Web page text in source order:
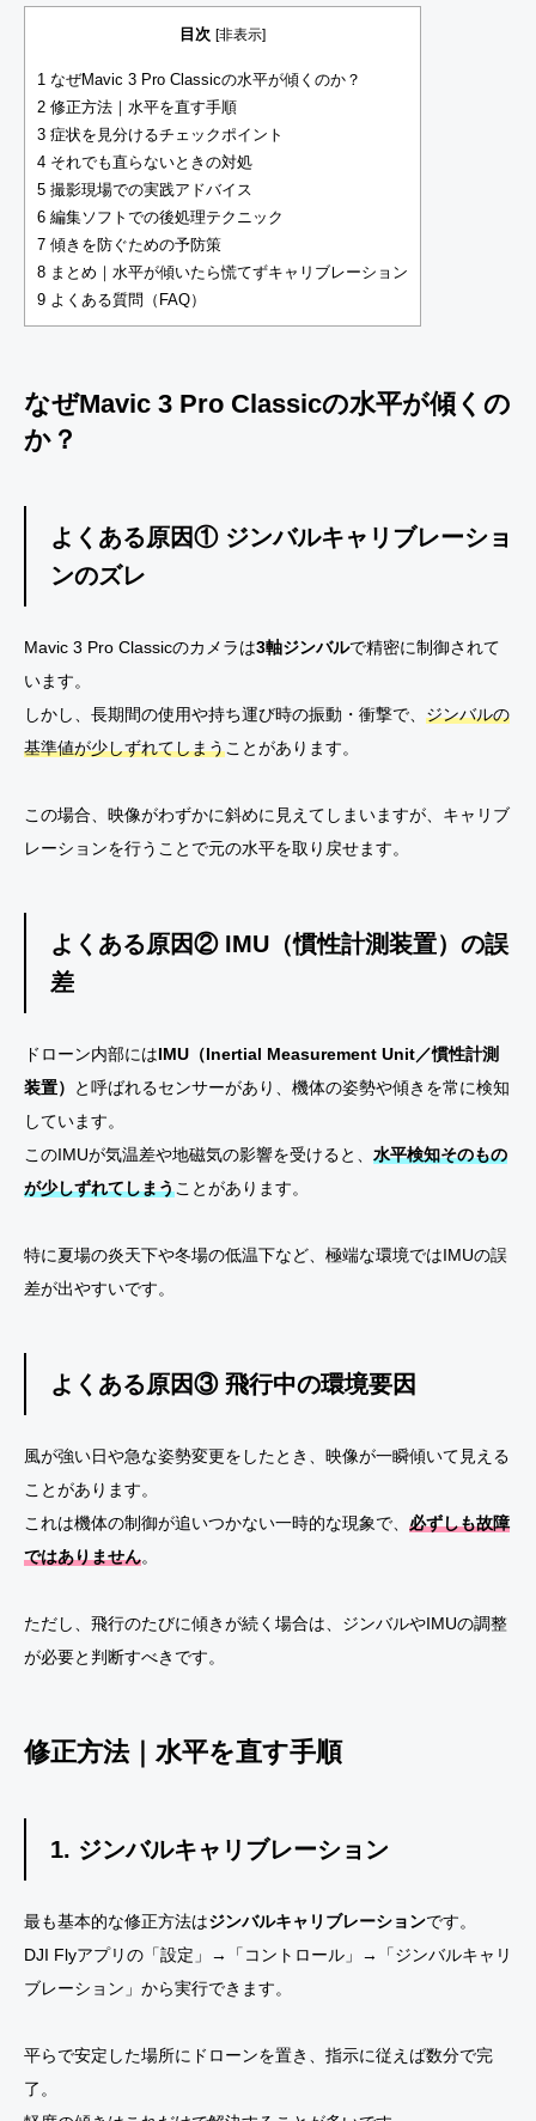
目次 [非表示]
1 なぜMavic 3 Pro Classicの水平が傾くのか？
2 修正方法｜水平を直す手順
3 症状を見分けるチェックポイント
4 それでも直らないときの対処
5 撮影現場での実践アドバイス
6 編集ソフトでの後処理テクニック
7 傾きを防ぐための予防策
8 まとめ｜水平が傾いたら慌てずキャリブレーション
9 よくある質問（FAQ）
なぜMavic 3 Pro Classicの水平が傾くの
か？
よくある原因① ジンバルキャリブレーショ
ンのズレ
Mavic 3 Pro Classicのカメラは3軸ジンバルで精密に制御されて
います。
しかし、長期間の使用や持ち運び時の振動・衝撃で、 ジンバルの
基準値が少しずれてしまうことがあります。
この場合、映像がわずかに斜めに見えてしまいますが、キャリブ
レーションを行うことで元の水平を取り戻せます。
よくある原因② IMU（慣性計測装置）の誤
差
ドローン内部にはIMU（Inertial Measurement Unit／慣性計測
装置）
と呼ばれるセンサーがあり、機体の姿勢や傾きを常に検知
しています。
このIMUが気温差や地磁気の影響を受けると、 水平検知そのもの
が少しずれてしまうことがあります。
特に夏場の炎天下や冬場の低温下など、極端な環境ではIMUの誤
差が出やすいです。
よくある原因③ 飛行中の環境要因
風が強い日や急な姿勢変更をしたとき、映像が一瞬傾いて見える
ことがあります。
これは機体の制御が追いつかない一時的な現象で、 必ずしも故障
ではありません。
ただし、飛行のたびに傾きが続く場合は、ジンバルやIMUの調整
が必要と判断すべきです。
修正方法｜水平を直す手順
1. ジンバルキャリブレーション
最も基本的な修正方法はジンバルキャリブレーションです。
DJI Flyアプリの「設定」→「コントロール」→「ジンバルキャリ
ブレーション」から実行できます。
平らで安定した場所にドローンを置き、指示に従えば数分で完
了。